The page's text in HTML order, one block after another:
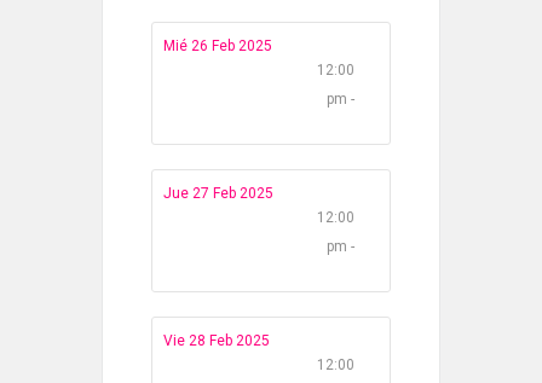
Mié 26 Feb 2025
12:00
pm -
Jue 27 Feb 2025
12:00
pm -
Vie 28 Feb 2025
12:00